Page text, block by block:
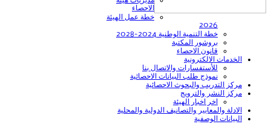
الاحصاء
خطة عمل الهيئة
2026
خطة التنمية الوطنية 2024-2028
بروشور المكتبة
قانون الاحصاء
الخدمات الالكترونية
للأستفسارات والاتصال بنا
نموذج طلب البيانات الاحصائية
مركز التدريب والبحوث الاحصائية
مركز النشر والترويج
اخر اخبار الهيئة
الادلة والمعايير والتصانيف الدولية والمحلية
البيانات الوصفية